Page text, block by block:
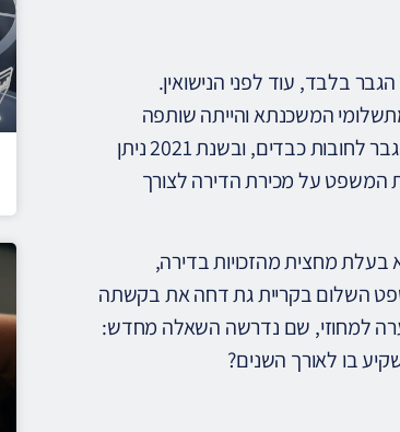
בלבד, עוד לפני הנישואין.
המשכנתא והייתה שותפה
מלאה במימון והחזקת הנכס. עם פרידתם של בני הזוג נקלע הגבר לחובות כבדים, ובשנת 2021 ניתן
המשפט על מכירת הדירה לצורך
מחצית מהזכויות בדירה,
השלום בקריית גת דחה את בקשתה
למחוזי, שם נדרשה השאלה מחדש:
בו לאורך השנים?